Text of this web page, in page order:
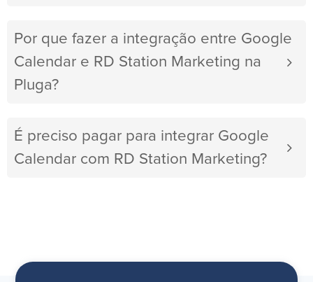
Por que fazer a integração entre Google
Calendar e RD Station Marketing na
Pluga?
É preciso pagar para integrar Google
Calendar com RD Station Marketing?